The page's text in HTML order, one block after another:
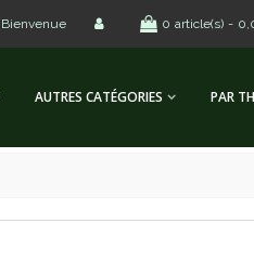
Bienvenue 0 article(s) -
AUTRES CATÉGORIES PAR